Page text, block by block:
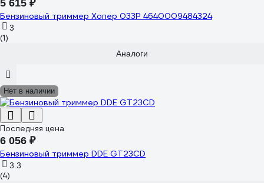
5 615 ₽
Бензиновый триммер Хопер 033Р 4640009484324
3
(1)
Аналоги
Нет в наличии
Последняя цена
6 056 ₽
Бензиновый триммер DDE GT23CD
3.3
(4)